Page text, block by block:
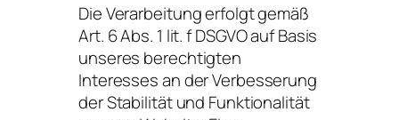
Die Verarbeitung erfolgt gemäß
Art. 6 Abs. 1 lit. f DSGVO auf Basis
unseres berechtigten
Interesses an der Verbesserung
der Stabilität und Funktionalität